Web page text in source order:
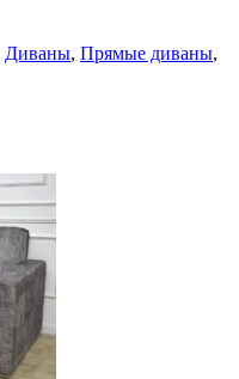
Диваны, Прямые диваны,